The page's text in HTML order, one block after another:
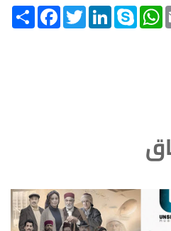
Share FacebookTwitterLinkedInSkype